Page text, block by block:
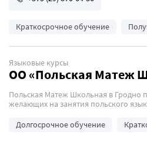
Краткосрочное обучение
Языковые курсы
ОО «Польская Матеж
Польская Матеж Школьная в Гродно
желающих на занятия польского
Долгосрочное обучение